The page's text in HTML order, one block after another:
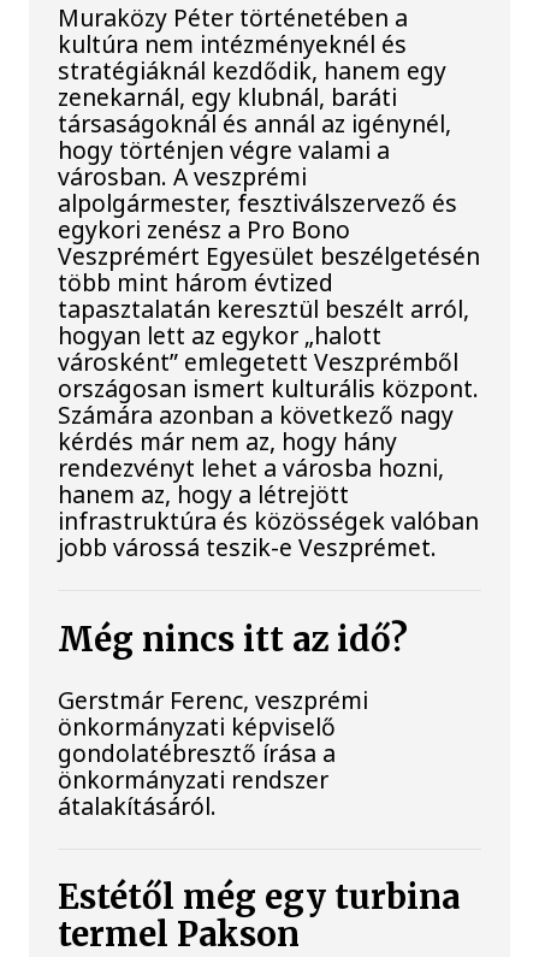
Muraközy Péter történetében a
kultúra nem intézményeknél és
stratégiáknál kezdődik, hanem egy
zenekarnál, egy klubnál, baráti
társaságoknál és annál az igénynél,
hogy történjen végre valami a
városban. A veszprémi
alpolgármester, fesztiválszervező és
egykori zenész a Pro Bono
Veszprémért Egyesület beszélgetésén
több mint három évtized
tapasztalatán keresztül beszélt arról,
hogyan lett az egykor „halott
városként” emlegetett Veszprémből
országosan ismert kulturális központ.
Számára azonban a következő nagy
kérdés már nem az, hogy hány
rendezvényt lehet a városba hozni,
hanem az, hogy a létrejött
infrastruktúra és közösségek valóban
jobb várossá teszik-e Veszprémet.
Még nincs itt az idő?
Gerstmár Ferenc, veszprémi
önkormányzati képviselő
gondolatébresztő írása a
önkormányzati rendszer
átalakításáról.
Estétől még egy turbina
termel Pakson